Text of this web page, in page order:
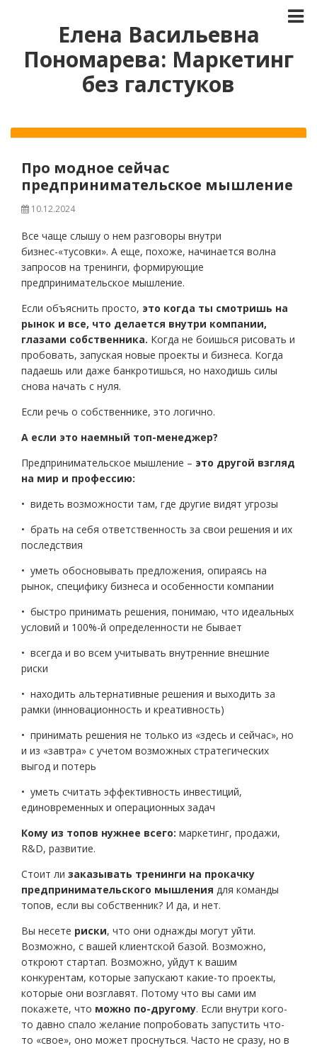
Елена Васильевна
Пономарева: Маркетинг
без галстуков
Про модное сейчас
предпринимательское мышление
10.12.2024
Все чаще слышу о нем разговоры внутри
бизнес-«тусовки». А еще, похоже, начинается волна
запросов на тренинги, формирующие
предпринимательское мышление.
Если объяснить просто, это когда ты смотришь на
рынок и все, что делается внутри компании,
глазами собственника. Когда не боишься рисовать и
пробовать, запуская новые проекты и бизнеса. Когда
падаешь или даже банкротишься, но находишь силы
снова начать с нуля.
Если речь о собственнике, это логично.
А если это наемный топ-менеджер?
Предпринимательское мышление – это другой взгляд
на мир и профессию:
• видеть возможности там, где другие видят угрозы
• брать на себя ответственность за свои решения и их
последствия
• уметь обосновывать предложения, опираясь на
рынок, специфику бизнеса и особенности компании
• быстро принимать решения, понимаю, что идеальных
условий и 100%-й определенности не бывает
• всегда и во всем учитывать внутренние внешние
риски
• находить альтернативные решения и выходить за
рамки (инновационность и креативность)
• принимать решения не только из «здесь и сейчас», но
и из «завтра» с учетом возможных стратегических
выгод и потерь
• уметь считать эффективность инвестиций,
единовременных и операционных задач
Кому из топов нужнее всего: маркетинг, продажи,
R&D, развитие.
Стоит ли заказывать тренинги на прокачку
предпринимательского мышления для команды
топов, если вы собственник? И да, и нет.
Вы несете риски, что они однажды могут уйти.
Возможно, с вашей клиентской базой. Возможно,
откроют стартап. Возможно, уйдут к вашим
конкурентам, которые запускают какие-то проекты,
которые они возглавят. Потому что вы сами им
покажете, что можно по-другому. Если внутри кого-
то давно спало желание попробовать запустить что-
то «свое», оно может проснуться. Часто не сразу, но в